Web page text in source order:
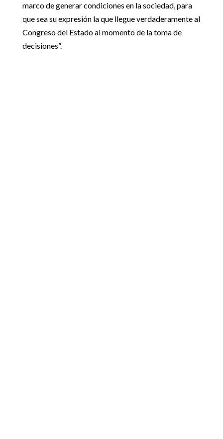
marco de generar condiciones en la sociedad, para
que sea su expresión la que llegue verdaderamente al
Congreso del Estado al momento de la toma de
decisiones”.